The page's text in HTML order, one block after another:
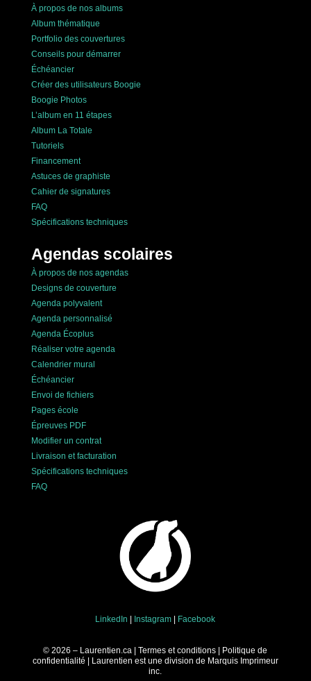
À propos de nos albums
Album thématique
Portfolio des couvertures
Conseils pour démarrer
Échéancier
Créer des utilisateurs Boogie
Boogie Photos
L’album en 11 étapes
Album La Totale
Tutoriels
Financement
Astuces de graphiste
Cahier de signatures
FAQ
Spécifications techniques
Agendas scolaires
À propos de nos agendas
Designs de couverture
Agenda polyvalent
Agenda personnalisé
Agenda Écoplus
Réaliser votre agenda
Calendrier mural
Échéancier
Envoi de fichiers
Pages école
Épreuves PDF
Modifier un contrat
Livraison et facturation
Spécifications techniques
FAQ
LinkedIn | Instagram | Facebook
© 2026 – Laurentien.ca |Termes et conditions | Politique de
confidentialité | Laurentien est une division de Marquis Imprimeur
inc.